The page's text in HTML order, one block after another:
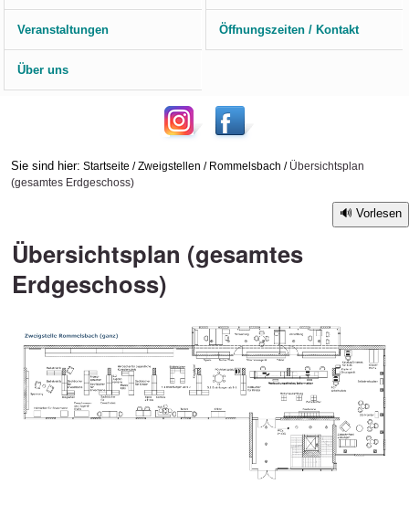
Veranstaltungen Öffnungszeiten / Kontakt
Über uns
Sie sind hier: Startseite /Zweigstellen / Rommelsbach / Übersichtsplan
(gesamtes Erdgeschoss)
Vorlesen
Übersichtsplan (gesamtes
Erdgeschoss)